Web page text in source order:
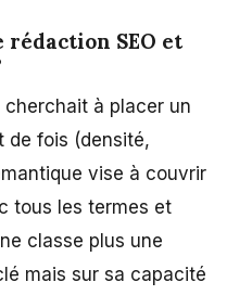
SEO et
cherchait à placer un
de fois (densité,
vise à couvrir
tous les termes et
classe plus une
mais sur sa capacité